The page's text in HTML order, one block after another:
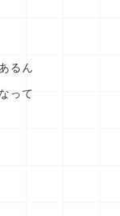
るん
って